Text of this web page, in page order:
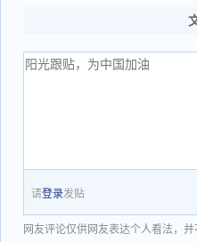
请登录发贴
网友评论仅供网友表达个人看法，